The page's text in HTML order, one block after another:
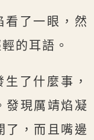
看了一眼，然
的耳語。
了什麼事，
發現厲靖焰凝
了，而且嘴邊